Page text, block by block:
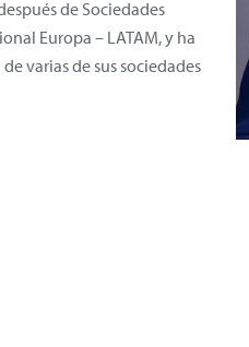
de Sociedades
Europa – LATAM, y ha
varias de sus sociedades